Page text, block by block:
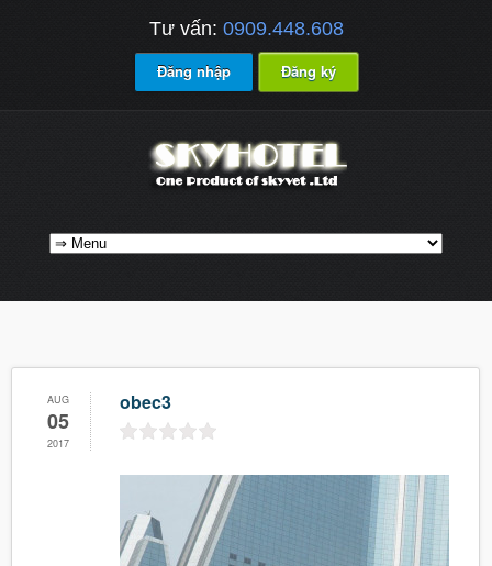
Tư vấn: 0909.448.608
Đăng nhập Đăng ký
AUG
05
2017
obec3